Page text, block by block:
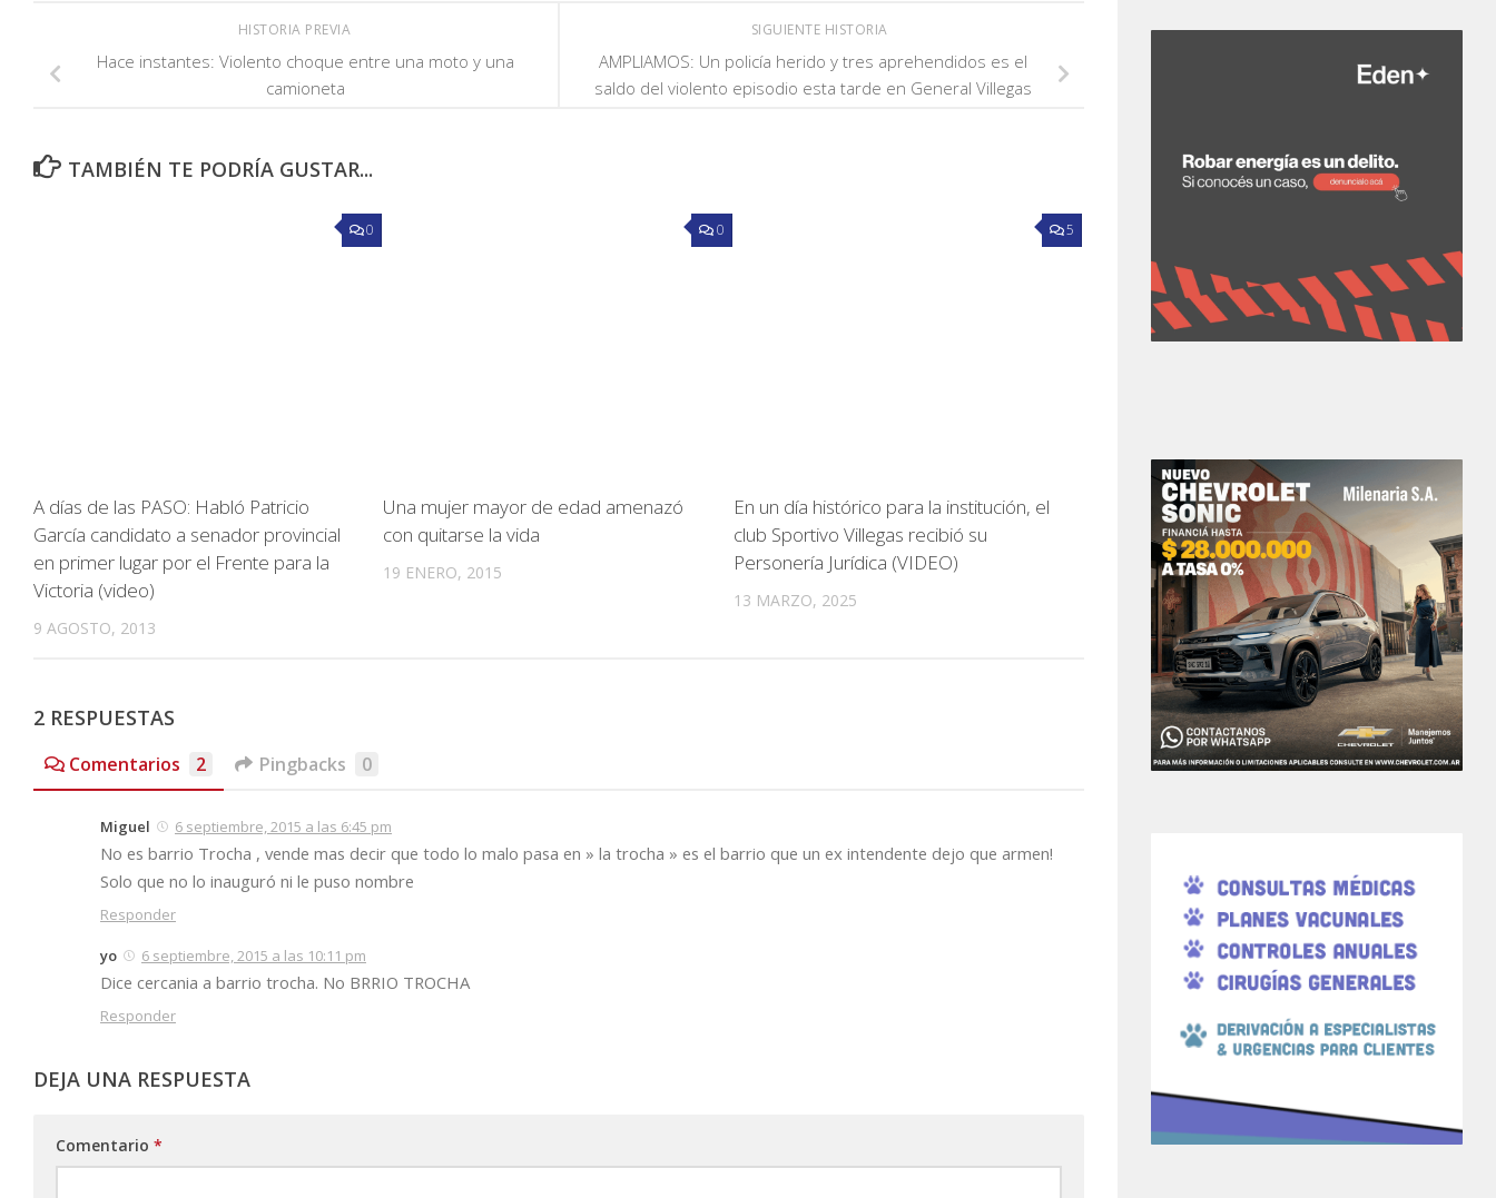
SIGUIENTE HISTORIA
AMPLIAMOS: Un policía herido y tres aprehendidos es el
saldo del violento episodio esta tarde en General Villegas
HISTORIA PREVIA
Hace instantes: Violento choque entre una moto y una
camioneta
TAMBIÉN TE PODRÍA GUSTAR...
0
A días de las PASO: Habló Patricio
García candidato a senador provincial
en primer lugar por el Frente para la
Victoria (video)
9 AGOSTO, 2013
0
Una mujer mayor de edad amenazó
con quitarse la vida
19 ENERO, 2015
5
En un día histórico para la institución, el
club Sportivo Villegas recibió su
Personería Jurídica (VIDEO)
13 MARZO, 2025
2 RESPUESTAS
Comentarios 2 Pingbacks 0
Miguel 6 septiembre, 2015 a las 6:45 pm
No es barrio Trocha , vende mas decir que todo lo malo pasa en » la trocha » es el barrio que un ex intendente dejo que armen!
Solo que no lo inauguró ni le puso nombre
Responder
yo 6 septiembre, 2015 a las 10:11 pm
Dice cercania a barrio trocha. No BRRIO TROCHA
Responder
DEJA UNA RESPUESTA
Comentario *